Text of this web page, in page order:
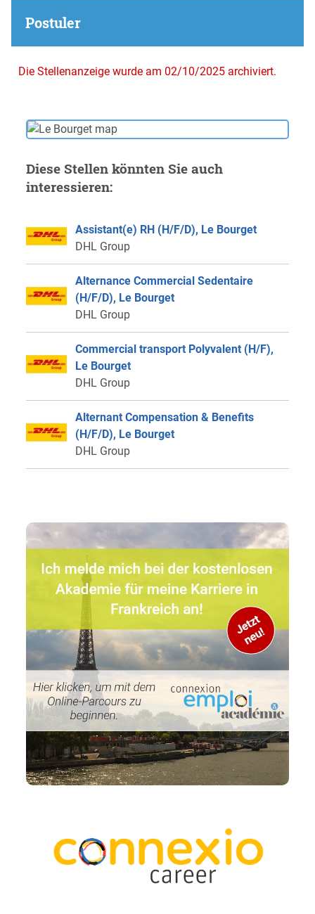
Postuler
Die Stellenanzeige wurde am 02/10/2025 archiviert.
Diese Stellen könnten Sie auch
interessieren:
Assistant(e) RH (H/F/D), Le Bourget
DHL Group
Alternance Commercial Sedentaire
(H/F/D), Le Bourget
DHL Group
Commercial transport Polyvalent (H/F),
Le Bourget
DHL Group
Alternant Compensation & Benefits
(H/F/D), Le Bourget
DHL Group